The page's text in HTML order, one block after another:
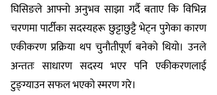
घिसिङले आफ्नो अनुभव साझा गर्दै बताए कि विभिन्न
चरणमा पार्टीका सदस्यहरू छुट्टाछुट्टै भेट्न पुगेका कारण
एकीकरण प्रक्रिया थप चुनौतीपूर्ण बनेको थियो। उनले
अन्ततः साधारण सदस्य भएर पनि एकीकरणलाई
टुङ्ग्याउन सफल भएको स्मरण गरे।